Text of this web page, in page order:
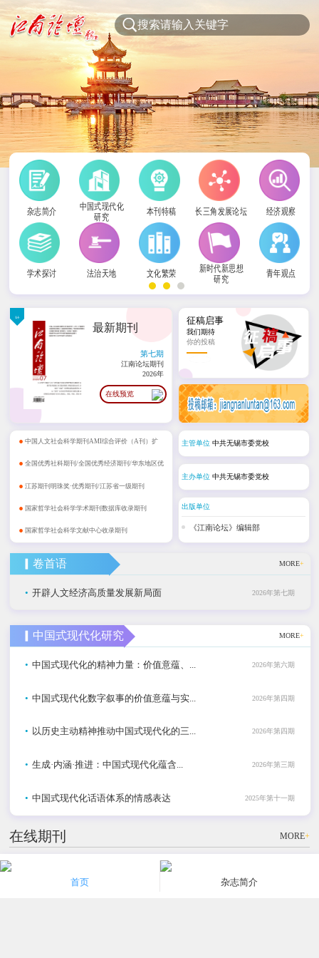
杂志简介
中国式现代化
研究
本刊特稿 长三角发展论坛 经济观察
学术探讨 法治天地 文化繁荣
新时代新思想
研究
青年观点
社科
最新期刊
第七期
江南论坛期刊
2026年
在线预览
征稿启事
我们期待
你的投稿
• 中国人文社会科学期刊AMI综合评价（A刊）扩
展期刊
• 全国优秀社科期刊/全国优秀经济期刊/华东地区优
秀期刊
• 江苏期刊明珠奖·优秀期刊/江苏省一级期刊
• 国家哲学社会科学学术期刊数据库收录期刊
• 国家哲学社会科学文献中心收录期刊
主管单位 中共无锡市委党校
主办单位 中共无锡市委党校
出版单位
《江南论坛》编辑部
▎卷首语 MORE+
• 开辟人文经济高质量发展新局面 2026年第七期
▎中国式现代化研究 MORE+
• 中国式现代化的精神力量：价值意蕴、... 2026年第六期
• 中国式现代化数字叙事的价值意蕴与实... 2026年第四期
• 以历史主动精神推动中国式现代化的三... 2026年第四期
• 生成·内涵·推进：中国式现代化蕴含... 2026年第三期
• 中国式现代化话语体系的情感表达 2025年第十一期
在线期刊 MORE+
首页 杂志简介